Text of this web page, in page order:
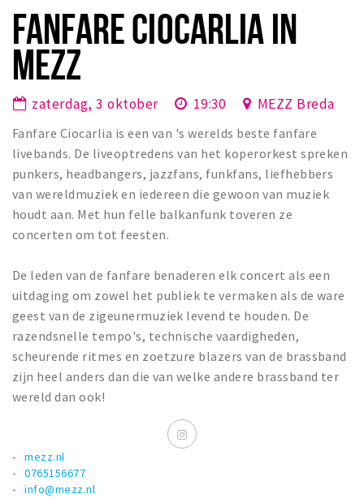
Musea, theaters & podia
Uitjes & activiteiten
Toeristische routes
Natuurgebieden
Baroniepoorten
Sport
Privacy
Inloggen
FANFARE CIOCARLIA IN
MEZZ
zaterdag, 3 oktober 19:30 MEZZ Breda
Fanfare Ciocarlia is een van 's werelds beste fanfare
livebands. De liveoptredens van het koperorkest spreken
punkers, headbangers, jazzfans, funkfans, liefhebbers
van wereldmuziek en iedereen die gewoon van muziek
houdt aan. Met hun felle balkanfunk toveren ze
concerten om tot feesten.
De leden van de fanfare benaderen elk concert als een
uitdaging om zowel het publiek te vermaken als de ware
geest van de zigeunermuziek levend te houden. De
razendsnelle tempo's, technische vaardigheden,
scheurende ritmes en zoetzure blazers van de brassband
zijn heel anders dan die van welke andere brassband ter
wereld dan ook!
mezz.nl
0765156677
info@mezz.nl